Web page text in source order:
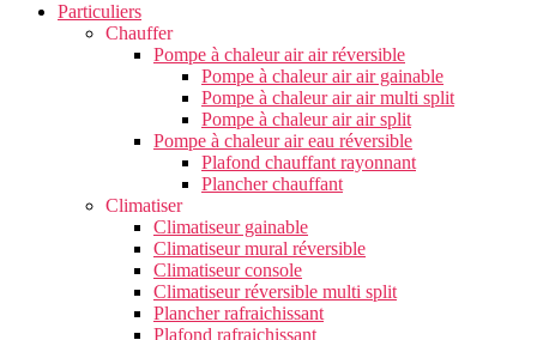
Particuliers
Chauffer
Pompe à chaleur air air réversible
Pompe à chaleur air air gainable
Pompe à chaleur air air multi split
Pompe à chaleur air air split
Pompe à chaleur air eau réversible
Plafond chauffant rayonnant
Plancher chauffant
Climatiser
Climatiseur gainable
Climatiseur mural réversible
Climatiseur console
Climatiseur réversible multi split
Plancher rafraichissant
Plafond rafraichissant